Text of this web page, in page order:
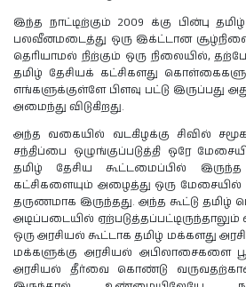
இந்த நாட்டிற்கும் 2009 க்கு பின்பு
பலவீனமடைத்து ஒரு இக்ட்டான
தெரியாமல் நிற்கும் ஒரு நிலையில்,
தமிழ் தேசியக் கட்சிகளது
எங்களுக்குள்ளே பிளவு பட்டு இருப்பது
அமைந்து விடுகிறது.
அந்த வகையில் வடகிழக்கு சிவில்
சந்திப்பை ஒழுங்குப்படுத்தி ஒரே
தமிழ் தேசிய கூட்டமைப்பில்
கட்சிகளையும் அழைத்து ஒரு மேசையில்
தருணமாக இருந்தது. அந்த கூட்டு தமிழ்
அடிப்படையில் ஏற்படுத்தப்பட்டிருந்தாலும்
ஒரு அரசியல் கூட்டாக தமிழ் மக்களது
மக்களுக்கு அரசியல் அபிலாசைகளை
அரசியல் தீர்வை கொண்டு